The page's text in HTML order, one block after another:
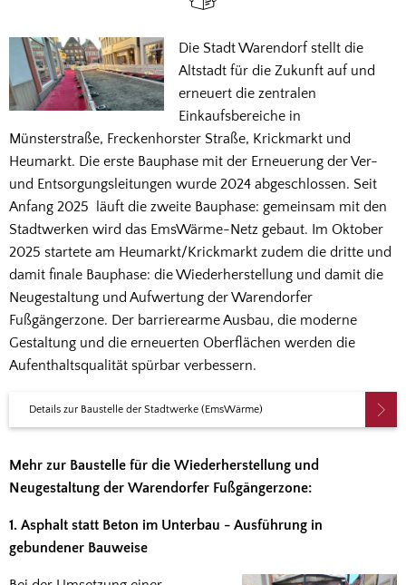
Die Stadt Warendorf stellt die
Altstadt für die Zukunft auf und
erneuert die zentralen
Einkaufsbereiche in
Münsterstraße, Freckenhorster Straße, Krickmarkt und
Heumarkt. Die erste Bauphase mit der Erneuerung der Ver-
und Entsorgungsleitungen wurde 2024 abgeschlossen. Seit
Anfang 2025 läuft die zweite Bauphase: gemeinsam mit den
Stadtwerken wird das EmsWärme-Netz gebaut. Im Oktober
2025 startete am Heumarkt/Krickmarkt zudem die dritte und
damit finale Bauphase: die Wiederherstellung und damit die
Neugestaltung und Aufwertung der Warendorfer
Fußgängerzone. Der barrierearme Ausbau, die moderne
Gestaltung und die erneuerten Oberflächen werden die
Aufenthaltsqualität spürbar verbessern.
Details zur Baustelle der Stadtwerke (EmsWärme)
Mehr zur Baustelle für die Wiederherstellung und
Neugestaltung der Warendorfer Fußgängerzone:
1. Asphalt statt Beton im Unterbau - Ausführung in
gebundener Bauweise